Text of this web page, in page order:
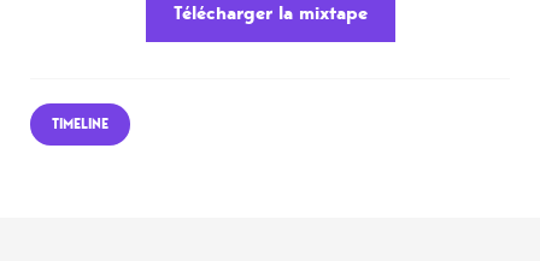
Télécharger la mixtape
TIMELINE